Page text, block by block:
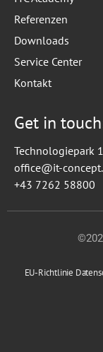
Referenzen
Downloads
Service Center
Kontakt
Get in
Technologiepark
office@it-
+43 7262 58800
EU-Richtlinie